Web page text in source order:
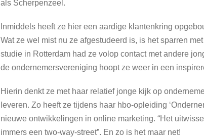
als Scherpenzeel.
Inmiddels heeft ze hier een aardige klantenkring
Wat ze wel mist nu ze afgestudeerd is, is het sparren
studie in Rotterdam had ze volop contact met andere
de ondernemersvereniging hoopt ze weer in een
Hierin denkt ze met haar relatief jonge kijk op
leveren. Zo heeft ze tijdens haar hbo-opleiding
nieuwe ontwikkelingen in online marketing. “Het
immers een two-way-street”. En zo is het maar net!